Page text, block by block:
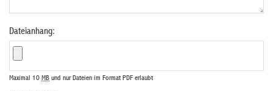
Dateianhang:
Maximal 10 MB und nur Dateien im Format PDF erlaubt